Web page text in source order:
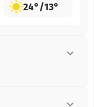
24°/13°